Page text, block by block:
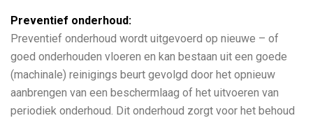
Preventief onderhoud:
Preventief onderhoud wordt uitgevoerd op nieuwe – of
goed onderhouden vloeren en kan bestaan uit een goede
(machinale) reinigings beurt gevolgd door het opnieuw
aanbrengen van een beschermlaag of het uitvoeren van
periodiek onderhoud. Dit onderhoud zorgt voor het behoud